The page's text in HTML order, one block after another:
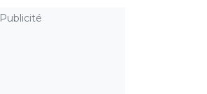
Publicité